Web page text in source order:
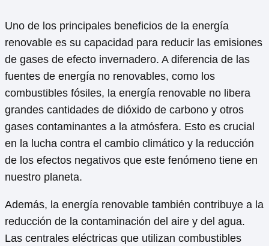
Uno de los principales beneficios de la energía
renovable es su capacidad para reducir las emisiones
de gases de efecto invernadero. A diferencia de las
fuentes de energía no renovables, como los
combustibles fósiles, la energía renovable no libera
grandes cantidades de dióxido de carbono y otros
gases contaminantes a la atmósfera. Esto es crucial
en la lucha contra el cambio climático y la reducción
de los efectos negativos que este fenómeno tiene en
nuestro planeta.
Además, la energía renovable también contribuye a la
reducción de la contaminación del aire y del agua.
Las centrales eléctricas que utilizan combustibles